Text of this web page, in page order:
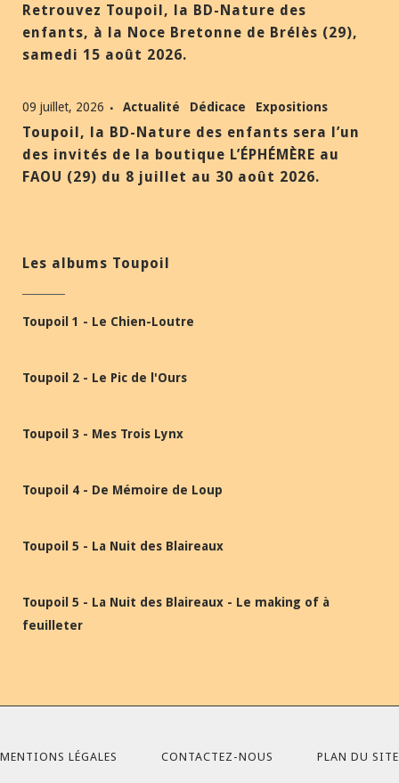
Retrouvez Toupoil, la BD-Nature des
enfants, à la Noce Bretonne de Brélès (29),
samedi 15 août 2026.
09 juillet, 2026 Actualité Dédicace Expositions
Toupoil, la BD-Nature des enfants sera l’un
des invités de la boutique L’ÉPHÉMÈRE au
FAOU (29) du 8 juillet au 30 août 2026.
Les albums Toupoil
Toupoil 1 - Le Chien-Loutre
Toupoil 2 - Le Pic de l'Ours
Toupoil 3 - Mes Trois Lynx
Toupoil 4 - De Mémoire de Loup
Toupoil 5 - La Nuit des Blaireaux
Toupoil 5 - La Nuit des Blaireaux - Le making of à
feuilleter
MENTIONS LÉGALES CONTACTEZ-NOUS PLAN DU SITE